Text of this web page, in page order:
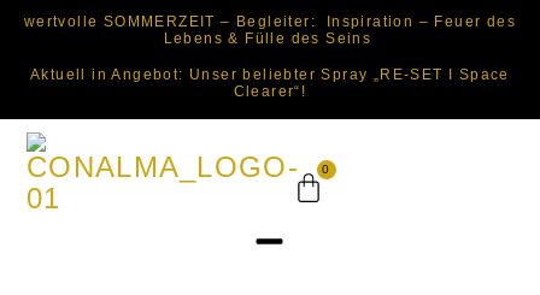
wertvolle SOMMERZEIT – Begleiter: Inspiration – Feuer des
Lebens & Fülle des Seins
Aktuell in Angebot: Unser beliebter Spray „RE-SET I Space
Clearer“!
0